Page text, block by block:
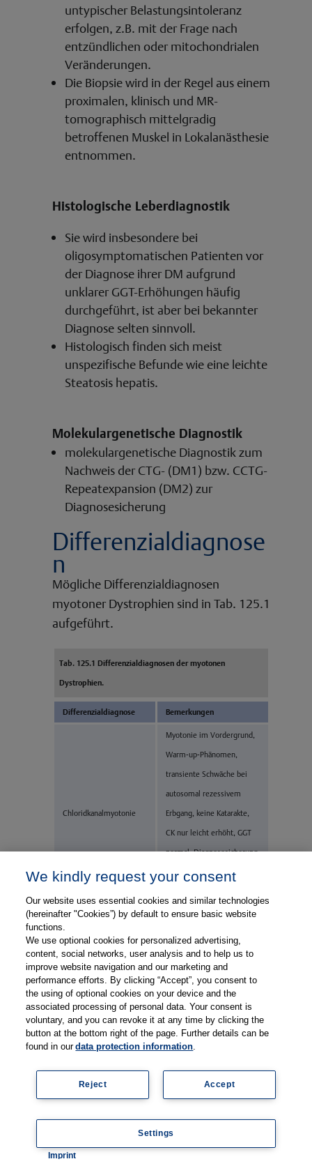
untypischer Belastungsintoleranz
erfolgen, z.B. mit der Frage nach
entzündlichen oder mitochondrialen
Veränderungen.
Die Biopsie wird in der Regel aus einem
proximalen, klinisch und MR-
tomographisch mittelgradig
betroffenen Muskel in Lokalanästhesie
entnommen.
Histologische Leberdiagnostik
Sie wird insbesondere bei
oligosymptomatischen Patienten vor
der Diagnose ihrer DM aufgrund
unklarer GGT-Erhöhungen häufig
durchgeführt, ist aber bei bekannter
Diagnose selten sinnvoll.
Histologisch finden sich meist
unspezifische Befunde wie eine leichte
Steatosis hepatis.
Molekulargenetische Diagnostik
molekulargenetische Diagnostik zum
Nachweis der CTG- (DM1) bzw. CCTG-
Repeatexpansion (DM2) zur
Diagnosesicherung
Differenzialdiagnose
n
Mögliche Differenzialdiagnosen
myotoner Dystrophien sind in Tab. 125.1
aufgeführt.
Tab. 125.1 Differenzialdiagnosen der myotonen
Dystrophien.
Differenzialdiagnose Bemerkungen
Chloridkanalmyotonie
Myotonie im Vordergrund,
Warm-up-Phänomen,
transiente Schwäche bei
autosomal rezessivem
Erbgang, keine Katarakte,
CK nur leicht erhöht, GGT
normal, Diagnosesicherung
Natriumkanalmyotonie
paradoxe Myotonie, keine
erhöht, GGT normal,
Diagnosesicherung durch
EMG und Molekulargenetik
multisystemisch, kardiale
Beteiligung,Retinopathie,
Okulomotorikstörung,
seltenKatarakt, keine
Enzephalopathie,
Diagnosesicherung durch
We kindly request your consent
Our website uses essential cookies and similar technologies
(hereinafter "Cookies”) by default to ensure basic website
functions.
We use optional cookies for personalized advertising,
content, social networks, user analysis and to help us to
improve website navigation and our marketing and
performance efforts. By clicking “Accept”, you consent to
the using of optional cookies on your device and the
associated processing of personal data. Your consent is
voluntary, and you can revoke it at any time by clicking the
button at the bottom right of the page. Further details can be
found in ourdata protection information.
Imprint
Accept
Reject
Settings